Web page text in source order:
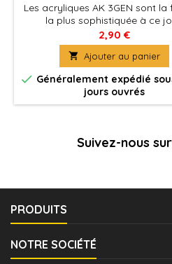
Les acryliques AK 3GEN sont la
la plus sophistiquée à ce
Excellente couvrance ,
et absence de colmatage à
l'aérographe . La peinture du
tous les maquettistes et artistes.
le diluant spécifique pour
application à l'aérographe
pour préserver les propriétés
2,90 €
 Ajouter au panier
 Généralement expédié
jours ouvrés
Suivez-nous
PRODUITS
NOTRE SOCIÉTÉ